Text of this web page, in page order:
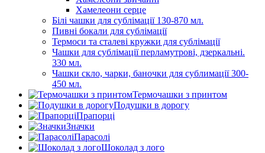
Хамелеони серце
Білі чашки для сублімації 130-870 мл.
Пивні бокали для сублімації
Термоси та сталеві кружки для сублімації
Чашки для сублімації перламутрові, дзеркальні.
330 мл.
Чашки скло, чарки, баночки для сублимації 300-
450 мл.
Термочашки з принтом
Подушки в дорогу
Прапорці
Значки
Парасолі
Шоколад з лого